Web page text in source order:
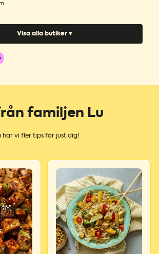
Visa alla butiker ▾
familjen Lu
har vi fler tips för just dig!